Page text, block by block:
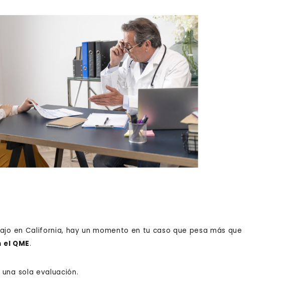
en California, hay un momento en tu caso que pesa más que
QME.
sola evaluación.